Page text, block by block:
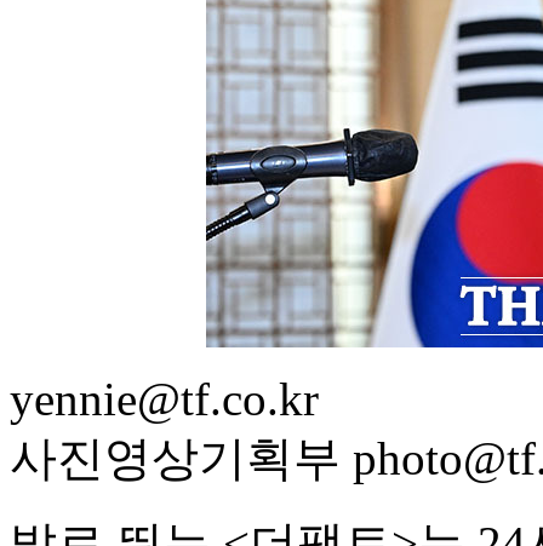
yennie@tf.co.kr
사진영상기획부